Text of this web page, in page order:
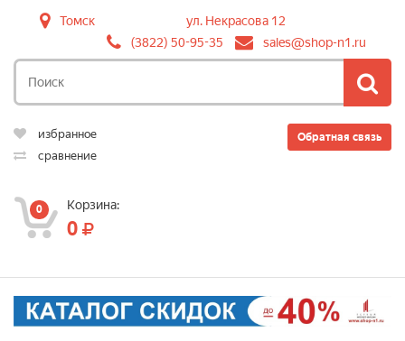
Томск
ул. Некрасова 12
(3822) 50-95-35
sales@shop-n1.ru
Обратная связь
избранное
сравнение
0 Корзина:
0